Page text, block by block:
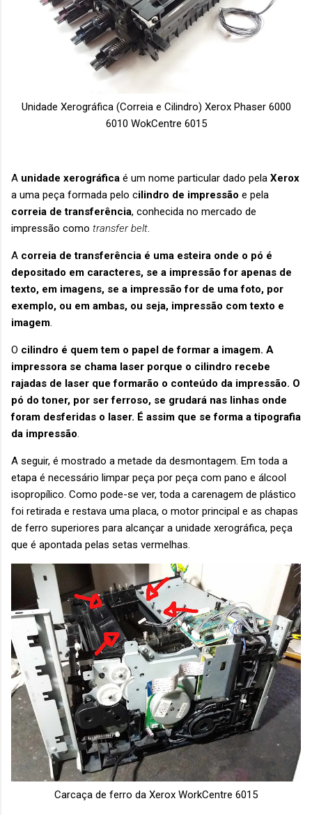
Unidade Xerográfica (Correia e Cilindro) Xerox Phaser 6000
6010 WokCentre 6015
A unidade xerográfica é um nome particular dado pela Xerox
a uma peça formada pelo cilindro de impressão e pela
correia de transferência, conhecida no mercado de
impressão como transfer belt.
A correia de transferência é uma esteira onde o pó é
depositado em caracteres, se a impressão for apenas de
texto, em imagens, se a impressão for de uma foto, por
exemplo, ou em ambas, ou seja, impressão com texto e
imagem.
O cilindro é quem tem o papel de formar a imagem. A
impressora se chama laser porque o cilindro recebe
rajadas de laser que formarão o conteúdo da impressão. O
pó do toner, por ser ferroso, se grudará nas linhas onde
foram desferidas o laser. É assim que se forma a tipografia
da impressão.
A seguir, é mostrado a metade da desmontagem. Em toda a
etapa é necessário limpar peça por peça com pano e álcool
isopropílico. Como pode-se ver, toda a carenagem de plástico
foi retirada e restava uma placa, o motor principal e as chapas
de ferro superiores para alcançar a unidade xerográfica, peça
que é apontada pelas setas vermelhas.
Carcaça de ferro da Xerox WorkCentre 6015